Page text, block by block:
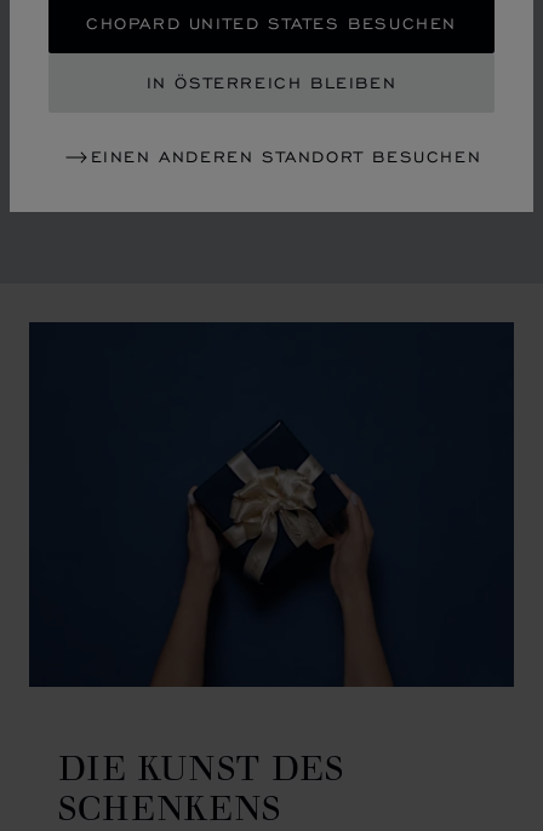
CHOPARD UNITED STATES BESUCHEN
IN ÖSTERREICH BLEIBEN
EINEN ANDEREN STANDORT BESUCHEN
Mitte der Siebzigerjahre revolutionierte Chopard die
konventionelle Luxus-Uhren- und Schmuckfertigung
und läutete eine Ära ein, die von der Emanzipation der
Vergangenheit zurück, die seine Identität formte.
DIE KUNST DES
SCHENKENS